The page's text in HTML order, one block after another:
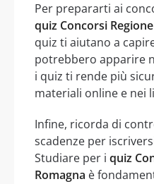
Per prepararti ai
quiz Concorsi
quiz ti aiutano a
potrebbero apparire
i quiz ti rende più
materiali online e nei
Infine, ricorda di
scadenze per
Studiare per i quiz
Romagna è